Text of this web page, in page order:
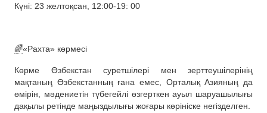
Күні: 23 желтоқсан, 12:00-19: 00
🌈«Рахта» көрмесі
Көрме Өзбекстан суретшілері мен зерттеушілерінің
мақтаның Өзбекстанның ғана емес, Орталық Азияның да
өмірін, мәдениетін түбегейлі өзгерткен ауыл шаруашылығы
дақылы ретінде маңыздылығы жоғары көрініске негізделген.